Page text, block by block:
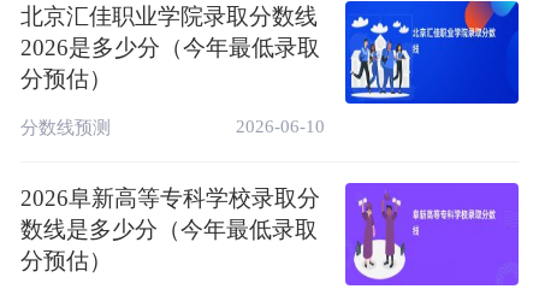
甘肃（专科）
物理类 252 119671 180
260054
历史类 208
河北（专科）
物理类 221 360112 200
193853
北京汇佳职业学院录取分数线
2026是多少分（今年最低录取
分预估）
分数线预测 2026-06-10
2026阜新高等专科学校录取分
数线是多少分（今年最低录取
分预估）